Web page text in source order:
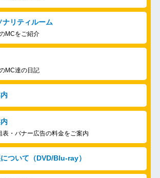
ナリティルーム
MCをご紹介
MC達の日記
表・バナー広告の料金をご案内
ついて（DVD/Blu-ray）